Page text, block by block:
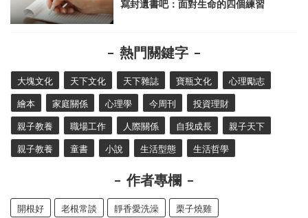
寫封遺書吧：面對生命的四個練習
熱門關鍵字
大塊文化 天下文化 天下雜誌 寶瓶文化 心理勵志
繪本 家庭關係 心理學 今周刊 投資理財
親子教養 職場工作 人際關係 自我成長 親子天下
親子教養 童書 小說 生活型態 生活哲學
作者專欄
開根好 老根常談 靜香愛洗澡 栗子燒雞